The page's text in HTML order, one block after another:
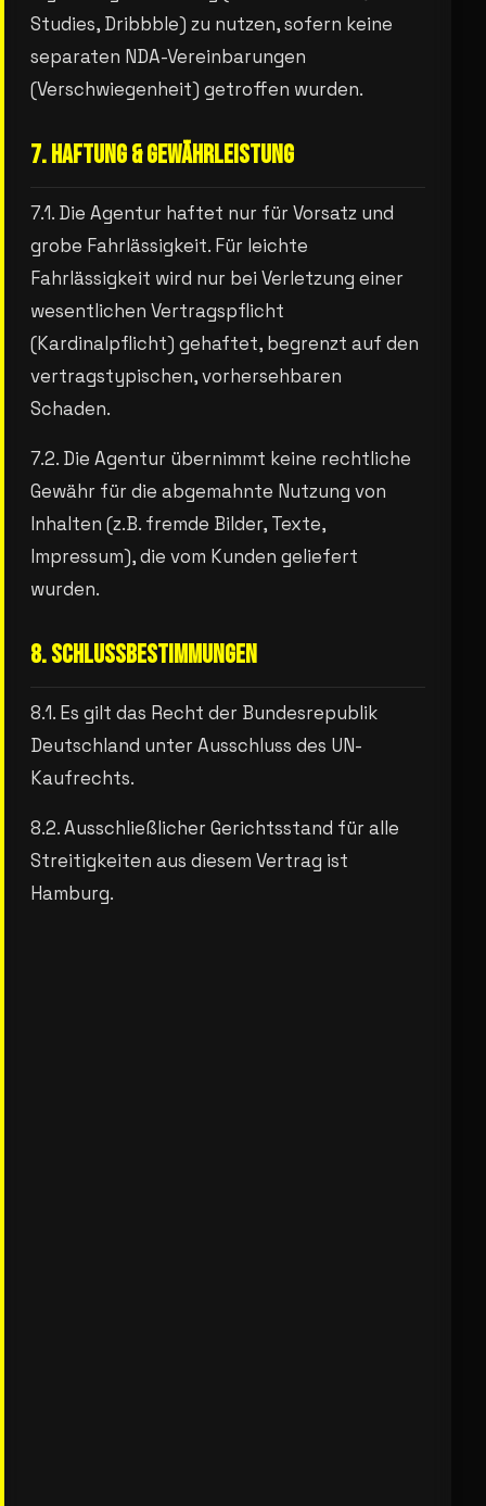
Studies, Dribbble) zu nutzen, sofern keine
separaten NDA-Vereinbarungen
(Verschwiegenheit) getroffen wurden.
7. HAFTUNG & GEWÄHRLEISTUNG
7.1. Die Agentur haftet nur für Vorsatz und
grobe Fahrlässigkeit. Für leichte
Fahrlässigkeit wird nur bei Verletzung einer
wesentlichen Vertragspflicht
(Kardinalpflicht) gehaftet, begrenzt auf den
vertragstypischen, vorhersehbaren
Schaden.
7.2. Die Agentur übernimmt keine rechtliche
Gewähr für die abgemahnte Nutzung von
Inhalten (z.B. fremde Bilder, Texte,
Impressum), die vom Kunden geliefert
wurden.
8. SCHLUSSBESTIMMUNGEN
8.1. Es gilt das Recht der Bundesrepublik
Deutschland unter Ausschluss des UN-
Kaufrechts.
8.2. Ausschließlicher Gerichtsstand für alle
Streitigkeiten aus diesem Vertrag ist
Hamburg.